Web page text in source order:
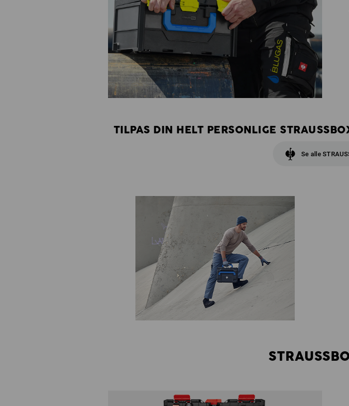
TILPAS DIN HELT PERSONLIGE
Se alle